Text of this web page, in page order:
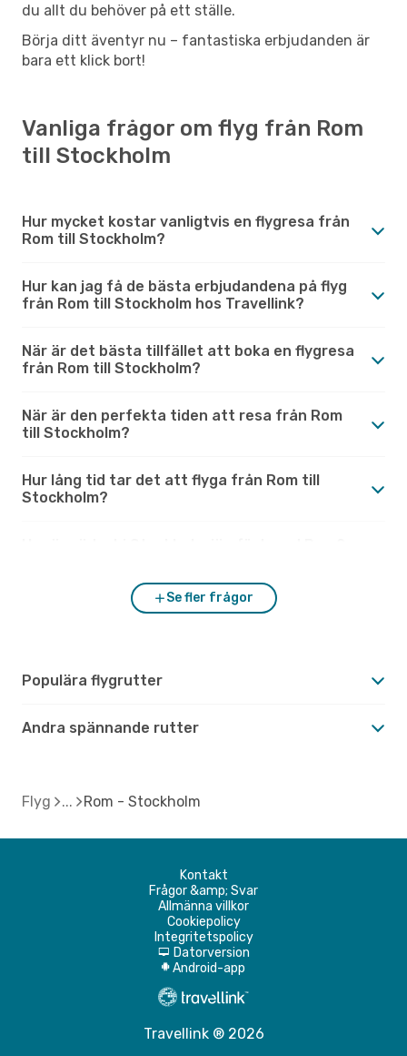
du allt du behöver på ett ställe.
Börja ditt äventyr nu – fantastiska erbjudanden är
bara ett klick bort!
Vanliga frågor om flyg från Rom
till Stockholm
Hur mycket kostar vanligtvis en flygresa från
Rom till Stockholm?
Hur kan jag få de bästa erbjudandena på flyg
från Rom till Stockholm hos Travellink?
När är det bästa tillfället att boka en flygresa
från Rom till Stockholm?
När är den perfekta tiden att resa från Rom
till Stockholm?
Hur lång tid tar det att flyga från Rom till
Stockholm?
Se fler frågor
Populära flygrutter
Andra spännande rutter
Flyg Rom - Stockholm
Kontakt
Frågor &amp; Svar
Allmänna villkor
Cookiepolicy
Integritetspolicy
d Datorversion
A Android-app
Travellink ® 2026